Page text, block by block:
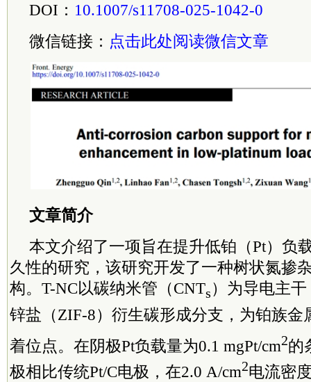
DOI： 10.1007/s11708-025-1042-0
微信链接： 点击此处阅读微信文章
文章简介
本文介绍了一项旨在提升低铂（Pt）负
久性的研究，该研究开发了一种树状氮掺
构。T-NC以碳纳米管（CNTs）为导电主
锌盐（ZIF-8）衍生碳形成分支，为铂族金
着位点。在阴极Pt负载量为0.1 mgPt/cm2的
极相比传统Pt/C电极，在2.0 A/cm2电流密